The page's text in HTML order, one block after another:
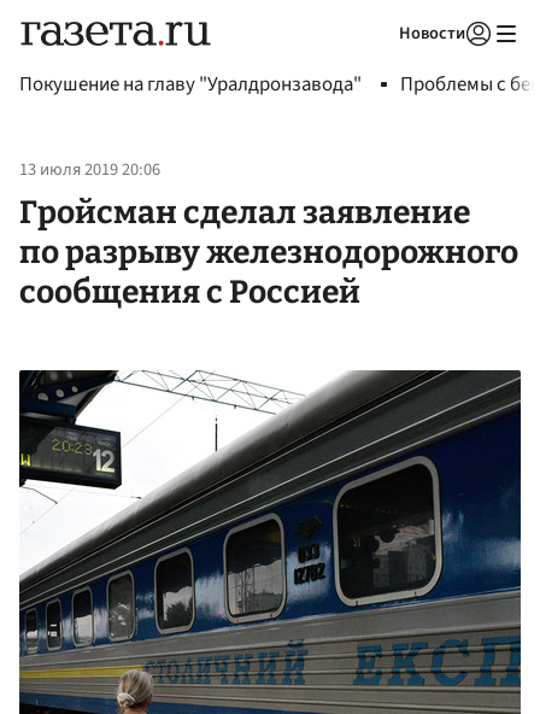
Новости
Покушение на главу "Уралдронзавода" Проблемы с
13 июля 2019 20:06
Гройсман сделал заявление
по разрыву железнодорожного
сообщения с Россией